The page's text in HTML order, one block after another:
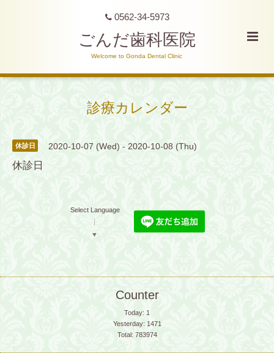
0562-34-5973
ごんだ歯科医院
Welcome to Gonda Dental Clinic
診療カレンダー
休診日 2020-10-07 (Wed) - 2020-10-08 (Thu)
休診日
Select Language
▼
Counter
Today: 1
Yesterday: 1471
Total: 783974